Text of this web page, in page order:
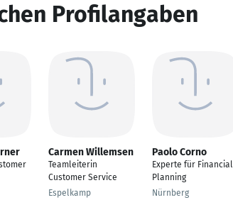
Profilangaben
Carmen Willemsen
Teamleiterin
Customer Service
Espelkamp
Paolo Corno
Experte für Financial
Planning
Nürnberg